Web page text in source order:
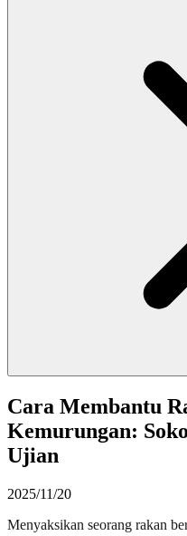
Cara Membantu
Kemurungan:
Ujian
2025/11/20
Menyaksikan seorang rakan